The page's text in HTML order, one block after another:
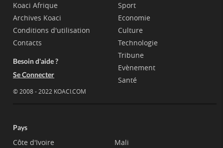
Koaci Afrique
Archives Koaci
Conditions d'utilisation
Contacts
Besoin d'aide ?
Se Connecter
© 2008 - 2022 KOACI.COM
Sport
Economie
Culture
Technologie
Tribune
Evènement
Santé
Pays
Côte d'Ivoire
Mali